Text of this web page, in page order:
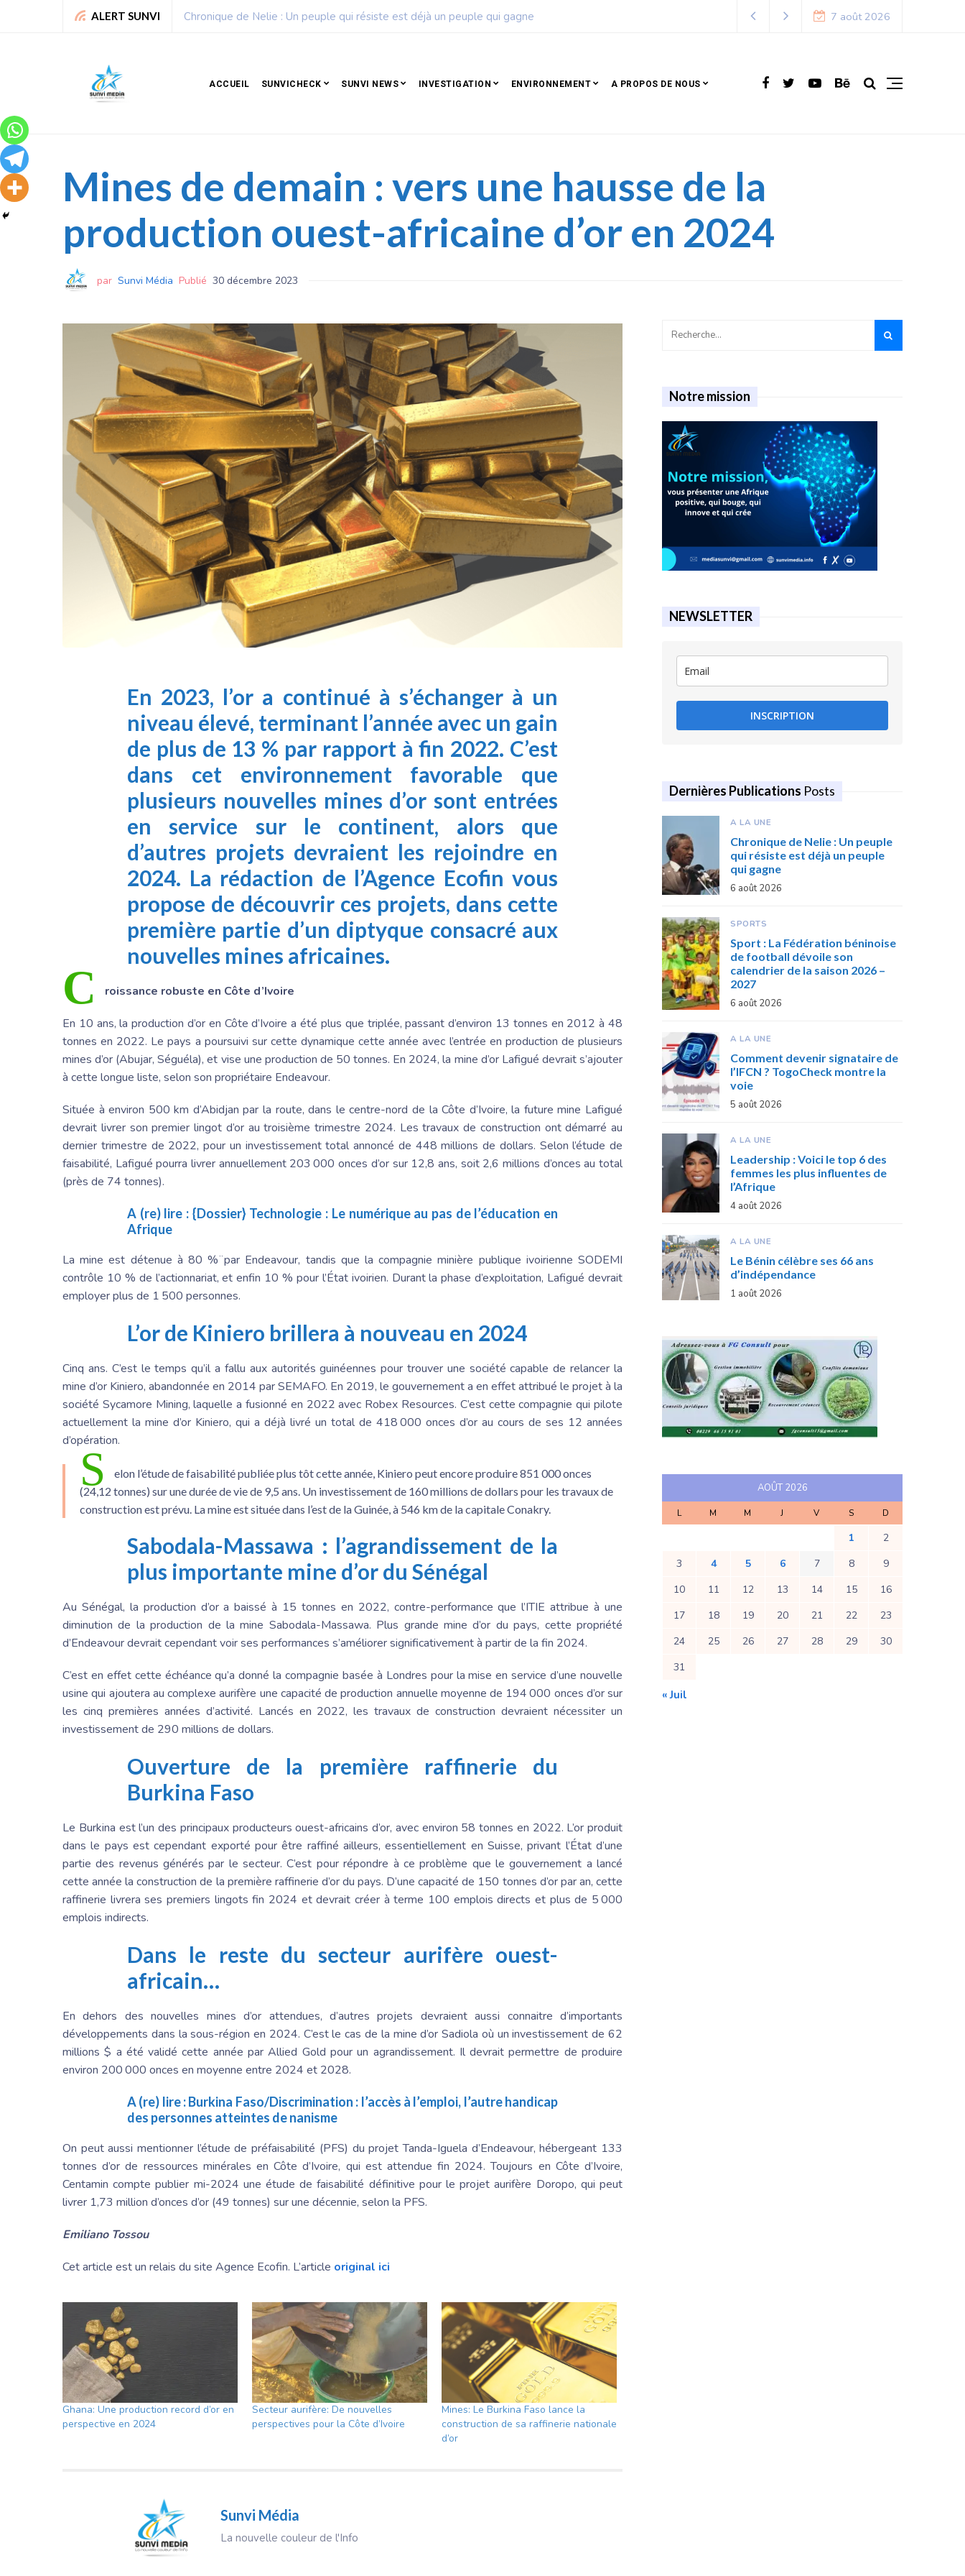
ALERT SUNVI Sport : La Fédération béninoise de football dévoile son calendrier de la saison 2026 – 2027 7 août 2026
ACCUEIL SUNVICHECK SUNVI NEWS INVESTIGATION ENVIRONNEMENT A PROPOS DE NOUS
Mines de demain : vers une hausse de la
production ouest-africaine d’or en 2024
par Sunvi Média Publié 30 décembre 2023
En 2023, l’or a continué à s’échanger à un
niveau élevé, terminant l’année avec un gain
de plus de 13 % par rapport à fin 2022. C’est
dans cet environnement favorable que
plusieurs nouvelles mines d’or sont entrées
en service sur le continent, alors que
d’autres projets devraient les rejoindre en
2024. La rédaction de l’Agence Ecofin vous
propose de découvrir ces projets, dans cette
première partie d’un diptyque consacré aux
nouvelles mines africaines.
C roissance robuste en Côte d’Ivoire
En 10 ans, la production d’or en Côte d’Ivoire a été plus que triplée, passant d’environ 13 tonnes en 2012 à 48
tonnes en 2022. Le pays a poursuivi sur cette dynamique cette année avec l’entrée en production de plusieurs
mines d’or (Abujar, Séguéla), et vise une production de 50 tonnes. En 2024, la mine d’or Lafigué devrait s’ajouter
à cette longue liste, selon son propriétaire Endeavour.
Située à environ 500 km d’Abidjan par la route, dans le centre-nord de la Côte d’Ivoire, la future mine Lafigué
devrait livrer son premier lingot d’or au troisième trimestre 2024. Les travaux de construction ont démarré au
dernier trimestre de 2022, pour un investissement total annoncé de 448 millions de dollars. Selon l’étude de
faisabilité, Lafigué pourra livrer annuellement 203 000 onces d’or sur 12,8 ans, soit 2,6 millions d’onces au total
(près de 74 tonnes).
A (re) lire : {Dossier} Technologie : Le numérique au pas de l’éducation en
Afrique
La mine est détenue à 80 %¨par Endeavour, tandis que la compagnie minière publique ivoirienne SODEMI
contrôle 10 % de l’actionnariat, et enfin 10 % pour l’État ivoirien. Durant la phase d’exploitation, Lafigué devrait
employer plus de 1 500 personnes.
L’or de Kiniero brillera à nouveau en 2024
Cinq ans. C’est le temps qu’il a fallu aux autorités guinéennes pour trouver une société capable de relancer la
mine d’or Kiniero, abandonnée en 2014 par SEMAFO. En 2019, le gouvernement a en effet attribué le projet à la
société Sycamore Mining, laquelle a fusionné en 2022 avec Robex Resources. C’est cette compagnie qui pilote
actuellement la mine d’or Kiniero, qui a déjà livré un total de 418 000 onces d’or au cours de ses 12 années
d’opération.
S
elon l’étude de faisabilité publiée plus tôt cette année, Kiniero peut encore produire 851 000 onces
(24,12 tonnes) sur une durée de vie de 9,5 ans. Un investissement de 160 millions de dollars pour les travaux de
construction est prévu. La mine est située dans l’est de la Guinée, à 546 km de la capitale Conakry.
Sabodala-Massawa : l’agrandissement de la
plus importante mine d’or du Sénégal
Au Sénégal, la production d’or a baissé à 15 tonnes en 2022, contre-performance que l’ITIE attribue à une
diminution de la production de la mine Sabodala-Massawa. Plus grande mine d’or du pays, cette propriété
d’Endeavour devrait cependant voir ses performances s’améliorer significativement à partir de la fin 2024.
C’est en effet cette échéance qu’a donné la compagnie basée à Londres pour la mise en service d’une nouvelle
usine qui ajoutera au complexe aurifère une capacité de production annuelle moyenne de 194 000 onces d’or sur
les cinq premières années d’activité. Lancés en 2022, les travaux de construction devraient nécessiter un
investissement de 290 millions de dollars.
Ouverture de la première raffinerie du
Burkina Faso
Le Burkina est l’un des principaux producteurs ouest-africains d’or, avec environ 58 tonnes en 2022. L’or produit
dans le pays est cependant exporté pour être raffiné ailleurs, essentiellement en Suisse, privant l’État d’une
partie des revenus générés par le secteur. C’est pour répondre à ce problème que le gouvernement a lancé
cette année la construction de la première raffinerie d’or du pays. D’une capacité de 150 tonnes d’or par an, cette
raffinerie livrera ses premiers lingots fin 2024 et devrait créer à terme 100 emplois directs et plus de 5 000
emplois indirects.
Dans le reste du secteur aurifère ouest-
africain…
En dehors des nouvelles mines d’or attendues, d’autres projets devraient aussi connaitre d’importants
développements dans la sous-région en 2024. C’est le cas de la mine d’or Sadiola où un investissement de 62
millions $ a été validé cette année par Allied Gold pour un agrandissement. Il devrait permettre de produire
environ 200 000 onces en moyenne entre 2024 et 2028.
A (re) lire :Burkina Faso/Discrimination : l’accès à l’emploi, l’autre handicap
des personnes atteintes de nanisme
On peut aussi mentionner l’étude de préfaisabilité (PFS) du projet Tanda-Iguela d’Endeavour, hébergeant 133
tonnes d’or de ressources minérales en Côte d’Ivoire, qui est attendue fin 2024. Toujours en Côte d’Ivoire,
Centamin compte publier mi-2024 une étude de faisabilité définitive pour le projet aurifère Doropo, qui peut
livrer 1,73 million d’onces d’or (49 tonnes) sur une décennie, selon la PFS.
Emiliano Tossou
Cet article est un relais du site Agence Ecofin. L’article original ici
Ghana: Une production record d’or en
perspective en 2024
Secteur aurifère: De nouvelles
perspectives pour la Côte d’Ivoire
Mines: Le Burkina Faso lance la
construction de sa raffinerie nationale
d’or
Sunvi Média
La nouvelle couleur de l'Info
Notre mission
NEWSLETTER
INSCRIPTION
Dernières Publications Posts
A LA UNE
Chronique de Nelie : Un peuple
qui résiste est déjà un peuple
qui gagne
6 août 2026
SPORTS
Sport : La Fédération béninoise
de football dévoile son
calendrier de la saison 2026 –
2027
6 août 2026
A LA UNE
Comment devenir signataire de
l’IFCN ? TogoCheck montre la
voie
5 août 2026
A LA UNE
Leadership : Voici le top 6 des
femmes les plus influentes de
l’Afrique
4 août 2026
A LA UNE
Le Bénin célèbre ses 66 ans
d’indépendance
1 août 2026
AOÛT 2026
L M M J V S D
1
2
3
4 5 6 7 8
9
10
11 12 13 14 15
16
17
18 19 20 21 22
23
24
25 26 27 28 29
30
31
« Juil